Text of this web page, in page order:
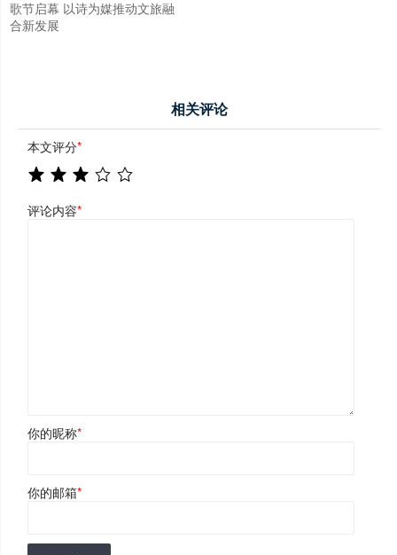
歌节启幕 以诗为媒推动文旅融
合新发展
相关评论
本文评分*
评论内容*
你的昵称*
你的邮箱*